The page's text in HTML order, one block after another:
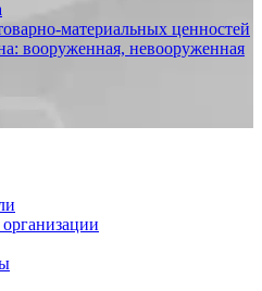
материальных ценностей
вооруженная, невооруженная